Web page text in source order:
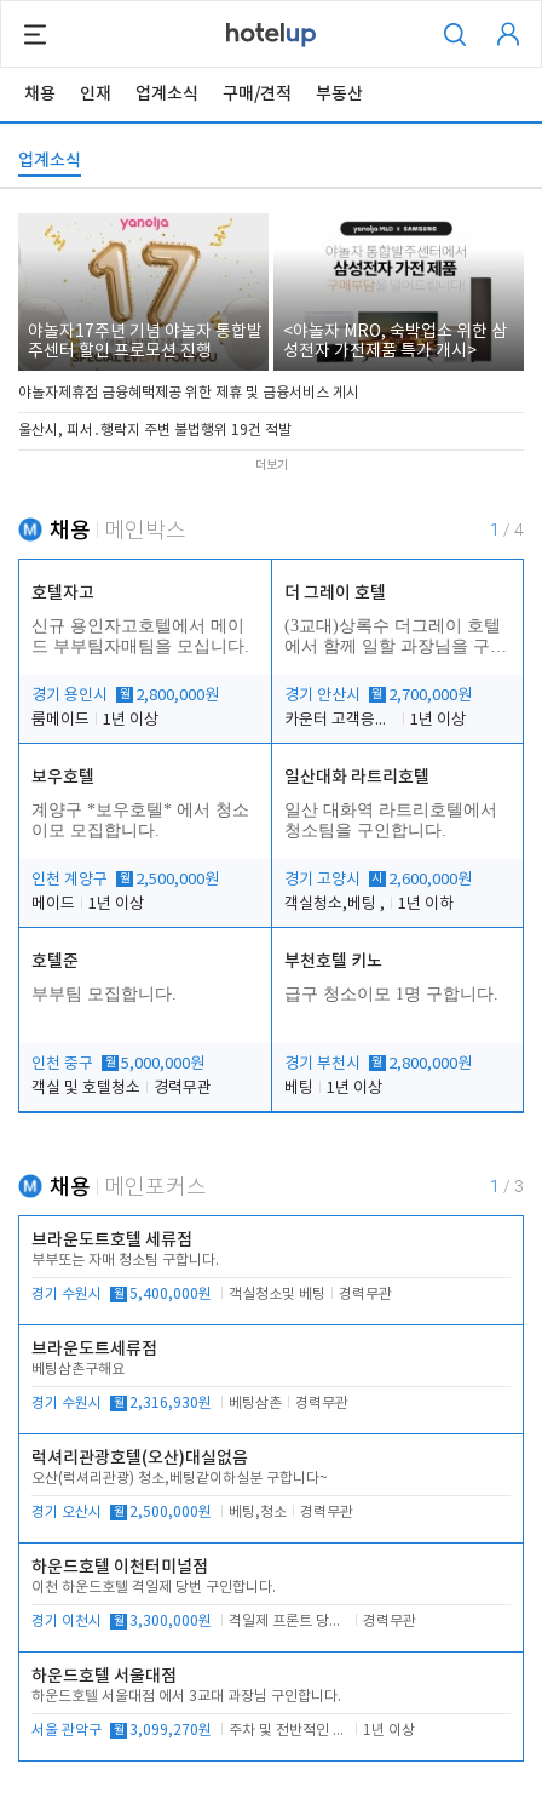
채용 인재 업계소식 구매/견적 부동산
업계소식
야놀자17주년 기념 야놀자 통합발
주센터 할인 프로모션 진행
<야놀자 MRO, 숙박업소 위한 삼
성전자 가전제품 특가 개시>
야놀자제휴점 금융혜택제공 위한 제휴 및 금융서비스 게시
울산시, 피서․행락지 주변 불법행위 19건 적발
더보기
채용 메인박스 1 / 4
호텔자고
신규 용인자고호텔에서 메이
드 부부팀자매팀을 모십니다.
경기 용인시 월 2,800,000원
룸메이드
1년 이상
더 그레이 호텔
(3교대)상록수 더그레이 호텔
에서 함께 일할 과장님을 구합
경기 안산시
월 2,700,000원
카운터 고객응대 및 야간더블청소
1년 이상
보우호텔
계양구 *보우호텔* 에서 청소
이모 모집합니다.
인천 계양구 월 2,500,000원
메이드
1년 이상
일산대화 라트리호텔
일산 대화역 라트리호텔에서
청소팀을 구인합니다.
경기 고양시 시
2,600,000원
객실청소,베팅 ,
1년 이하
호텔준
부부팀 모집합니다.
인천 중구 월 5,000,000원
객실 및 호텔청소
경력무관
부천호텔 키노
급구 청소이모 1명 구합니다.
경기 부천시 월 2,800,000원
베팅
1년 이상
채용 메인포커스 1 / 3
브라운도트호텔 세류점
부부또는 자매 청소팀 구합니다.
경기 수원시 월 5,400,000원 객실청소및 베팅 경력무관
브라운도트세류점
베팅삼촌구해요
경기 수원시 월 2,316,930원 베팅삼촌 경력무관
럭셔리관광호텔(오산)대실없음
오산(럭셔리관광) 청소,베팅같이하실분 구합니다~
경기 오산시 월 2,500,000원 베팅,청소 경력무관
하운드호텔 이천터미널점
이천 하운드호텔 격일제 당번 구인합니다.
경기 이천시 월 3,300,000원 격일제 프론트 당번 업무로 주차 및 객실 점검 경력무관
하운드호텔 서울대점
하운드호텔 서울대점 에서 3교대 과장님 구인합니다.
서울 관악구 월 3,099,270원 주차 및 전반적인 당번업무 1년 이상